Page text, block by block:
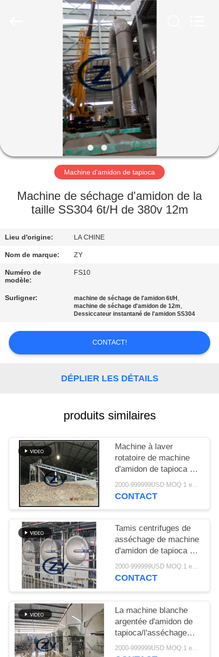
PRODUITS
DES
USA
VISITE
D'USINE
CONTRÔLE
DE
QUALITÉ
CONTACTEZ-
NOUVELLES
DEMANDEZ
CITATION
PLAN
DU
SITE
PRIVACY
POLICY
Machine d'amidon de tapioca
Machine de séchage d'amidon de la
taille SS304 6t/H de 380v 12m
Lieu d'origine: LA CHINE
Nom de marque: ZY
Numéro de
modèle:
FS10
Surligner: machine de séchage de l'amidon 6t/H ,
machine de séchage d'amidon de 12m,
Dessiccateur instantané de l'amidon SS304
CONTACT!
DÉPLIER LES DÉTAILS
produits similaires
Machine à laver
rotatoire de machine
d'amidon de tapioca de
grande
capacité/tambour
2000-999999USD MOQ:1 ensemble
CONTACT
Tamis centrifuges de
asséchage de machine
d'amidon de tapioca de
fibre multifonctionnels 2000-999999USD MOQ:1 ensemble
CONTACT
La machine blanche
argentée d'amidon de
tapioca/l'asséchage
tamise fonctionnel
multi
2000-999999USD MOQ:1 ensemble